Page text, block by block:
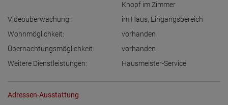
Knopf im Zimmer
Videoüberwachung:
im Haus, Eingangsbereich
Wohnmöglichkeit:
vorhanden
Übernachtungsmöglichkeit:
vorhanden
Weitere Dienstleistungen:
Hausmeister-Service
Adressen-Ausstattung